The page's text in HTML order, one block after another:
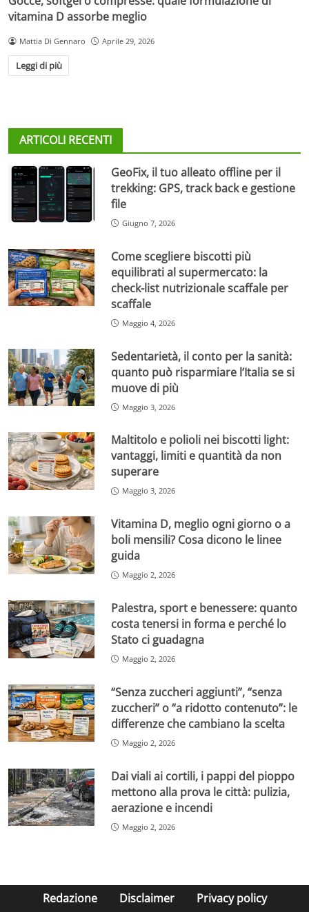
vitamina D assorbe meglio
Mattia Di Gennaro Aprile 29, 2026
Leggi di più
ARTICOLI RECENTI
GeoFix, il tuo alleato offline per il
trekking: GPS, track back e gestione
file
Giugno 7, 2026
Come scegliere biscotti più
equilibrati al supermercato: la
check-list nutrizionale scaffale per
scaffale
Maggio 4, 2026
Sedentarietà, il conto per la sanità:
quanto può risparmiare l’Italia se si
muove di più
Maggio 3, 2026
Maltitolo e polioli nei biscotti light:
vantaggi, limiti e quantità da non
superare
Maggio 3, 2026
Vitamina D, meglio ogni giorno o a
boli mensili? Cosa dicono le linee
guida
Maggio 2, 2026
Palestra, sport e benessere: quanto
costa tenersi in forma e perché lo
Stato ci guadagna
Maggio 2, 2026
“Senza zuccheri aggiunti”, “senza
zuccheri” o “a ridotto contenuto”: le
differenze che cambiano la scelta
Maggio 2, 2026
Dai viali ai cortili, i pappi del pioppo
mettono alla prova le città: pulizia,
aerazione e incendi
Maggio 2, 2026
Redazione Disclaimer Privacy policy